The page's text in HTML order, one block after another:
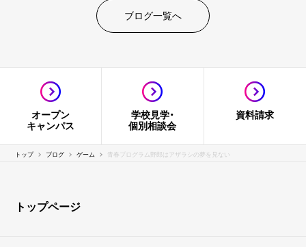
ブログ一覧へ
オープン
キャンパス
学校見学・
個別相談会
資料請求
トップ ブログ ゲーム 青春プログラム野郎はアザラシの夢を見ない
トップページ